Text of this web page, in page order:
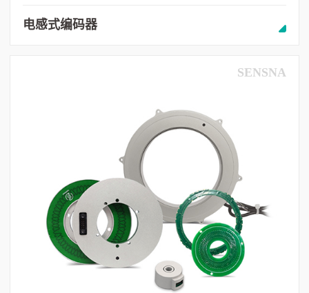
电感式编码器
SENSNA